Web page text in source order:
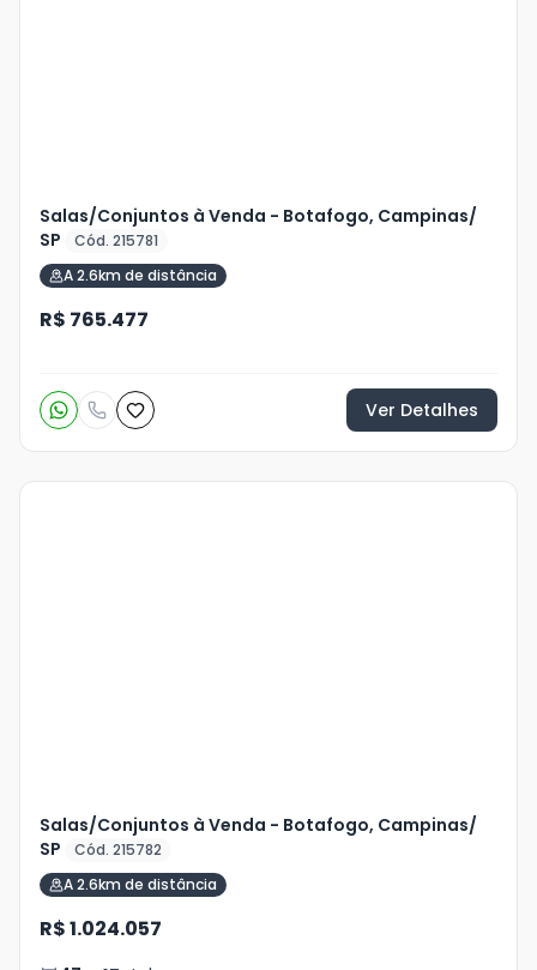
Salas/Conjuntos à Venda - Botafogo, Campinas/
SP
Cód. 215781
A 2.6km de distância
R$ 765.477
Ver Detalhes
Salas/Conjuntos à Venda - Botafogo, Campinas/
SP
Cód. 215782
A 2.6km de distância
R$ 1.024.057